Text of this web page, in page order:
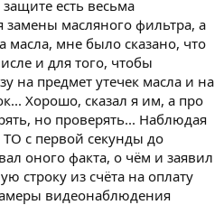
есть весьма
замены масляного фильтра, а
масла, мне было сказано, что
и для того, чтобы
на предмет утечек масла и на
Хорошо, сказал я им, а про
но проверять... Наблюдая
с первой секунды до
оного факта, о чём и заявил
строку из счёта на оплату
видеонаблюдения